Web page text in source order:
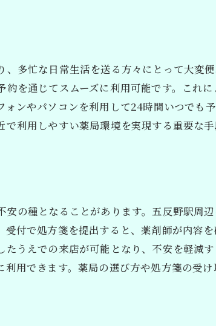
薬局探し方！処方箋が早く受け取れる理由
用できる薬局の特徴
く受け取れる理由を解説
時間を短縮する方法
の薬局を徹底調査
健康サポート！おすすめ薬局とその魅力
薬局を選ぶ理由
立つ薬局の役割
で評判の良い薬局
多忙な日常生活を送る方々にとって大変
を通じてスムーズに利用可能です。これ
ンやパソコンを利用して24時間いつでも
利用しやすい薬局環境を実現する重要な
の種となることがあります。五反野駅周
付で処方箋を提出すると、薬剤師が内容
うえでの来店が可能となり、不安を軽減
用できます。薬局の選び方や処方箋の受